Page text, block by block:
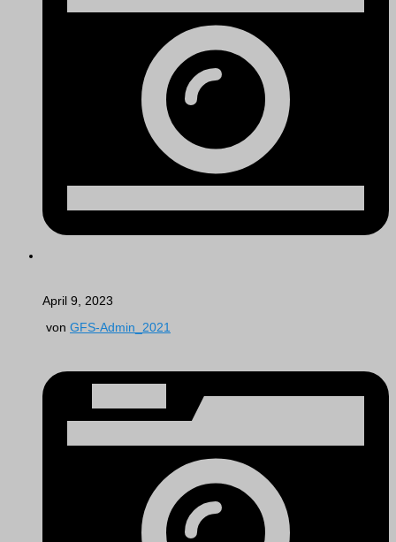
April 9, 2023
von GFS-Admin_2021